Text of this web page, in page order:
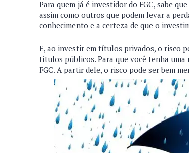
Para quem já é investidor do FGC, sabe
assim como outros que podem levar a
conhecimento e a certeza de que o
E, ao investir em títulos privados, o risco
títulos públicos. Para que você tenha
FGC. A partir dele, o risco pode ser bem